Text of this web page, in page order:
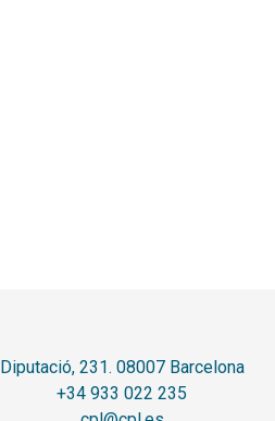
Diputació, 231. 08007 Barcelona
+34 933 022 235